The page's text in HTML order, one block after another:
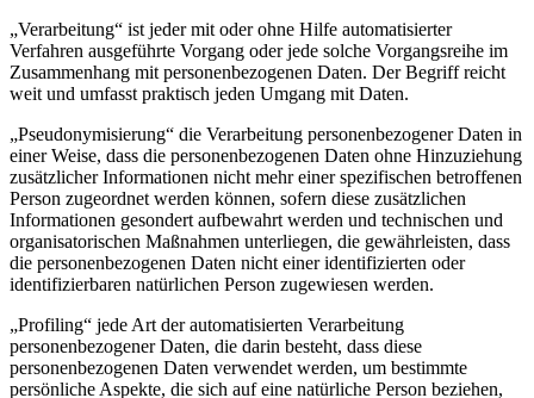
„Verarbeitung“ ist jeder mit oder ohne Hilfe automatisierter
Verfahren ausgeführte Vorgang oder jede solche Vorgangsreihe im
Zusammenhang mit personenbezogenen Daten. Der Begriff reicht
weit und umfasst praktisch jeden Umgang mit Daten.
„Pseudonymisierung“ die Verarbeitung personenbezogener Daten in
einer Weise, dass die personenbezogenen Daten ohne Hinzuziehung
zusätzlicher Informationen nicht mehr einer spezifischen betroffenen
Person zugeordnet werden können, sofern diese zusätzlichen
Informationen gesondert aufbewahrt werden und technischen und
organisatorischen Maßnahmen unterliegen, die gewährleisten, dass
die personenbezogenen Daten nicht einer identifizierten oder
identifizierbaren natürlichen Person zugewiesen werden.
„Profiling“ jede Art der automatisierten Verarbeitung
personenbezogener Daten, die darin besteht, dass diese
personenbezogenen Daten verwendet werden, um bestimmte
persönliche Aspekte, die sich auf eine natürliche Person beziehen,